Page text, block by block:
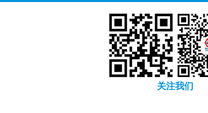
关注我们